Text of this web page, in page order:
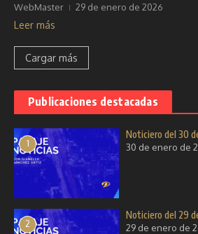
WebMaster 29 de enero de 2026
Leer más
Cargar más
Publicaciones destacadas
1
Noticiero del 30
30 de enero de
2
Noticiero del 29
29 de enero de